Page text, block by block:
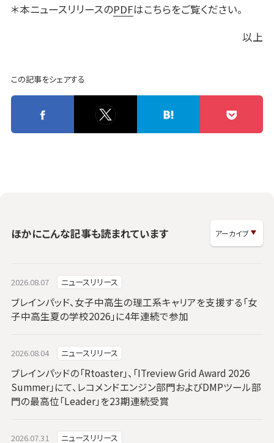
＊本ニュースリリースのPDFはこちらをご覧ください。
以上
この記事をシェアする
ほかにこんな記事も読まれています
2026.08.07 ニュースリリース
ブレインパッド、女子中高生の理工系キャリアを支援する「女
子中高生夏の学校2026」に4年連続で参加
2026.08.04 ニュースリリース
ブレインパッドの「Rtoaster」、「ITreview Grid Award 2026
Summer」にて、レコメンドエンジン部門およびDMPツール部
門の最高位「Leader」を23期連続受賞
2026.07.31 ニュースリリース